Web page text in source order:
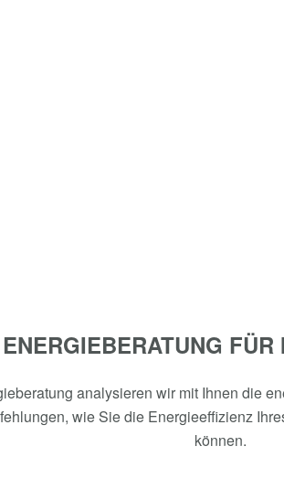
ENERGIEBERATUNG FÜR
analysieren wir mit Ihnen die
wie Sie die Energieeffizienz
können.